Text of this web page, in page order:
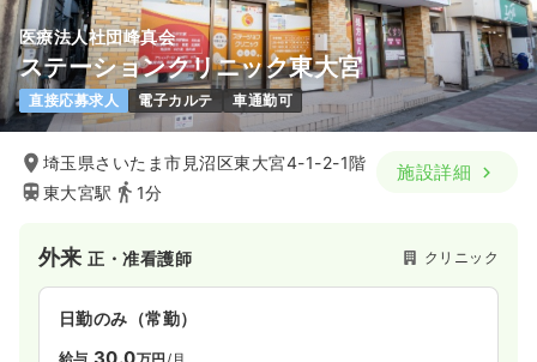
医療法人社団峰真会
ステーションクリニック東大宮
直接応募求人 電子カルテ 車通勤可
埼玉県さいたま市見沼区東大宮4-1-2-1階
東大宮駅
1分
施設詳細
外来正・准看護師 クリニック
日勤のみ（常勤）
給与